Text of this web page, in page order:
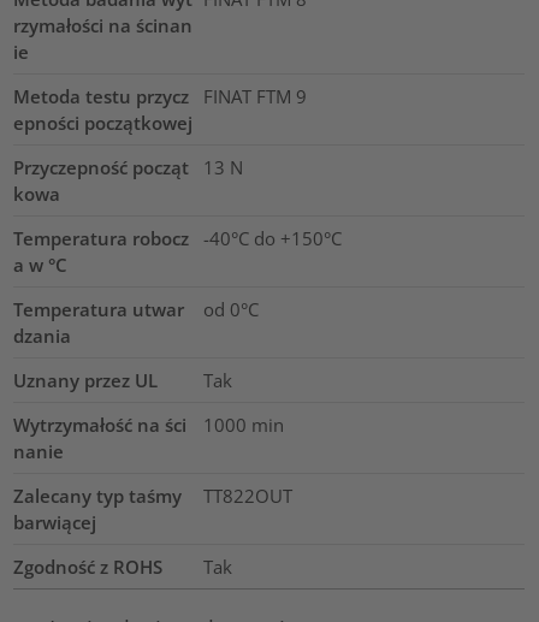
rzymałości na ścinan
ie
Metoda testu przycz
epności początkowej
FINAT FTM 9
Przyczepność począt
kowa
13 N
Temperatura robocz
a w °C
-40°C do +150°C
Temperatura utwar
dzania
od 0°C
Uznany przez UL
Tak
Wytrzymałość na ści
nanie
1000 min
Zalecany typ taśmy
barwiącej
TT822OUT
Zgodność z ROHS Tak